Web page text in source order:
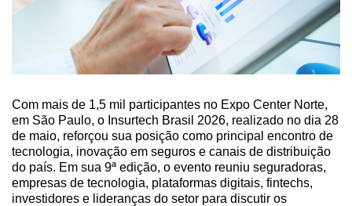
Com mais de 1,5 mil participantes no Expo Center Norte,
em São Paulo, o Insurtech Brasil 2026, realizado no dia 28
de maio, reforçou sua posição como principal encontro de
tecnologia, inovação em seguros e canais de distribuição
do país. Em sua 9ª edição, o evento reuniu seguradoras,
empresas de tecnologia, plataformas digitais, fintechs,
investidores e lideranças do setor para discutir os